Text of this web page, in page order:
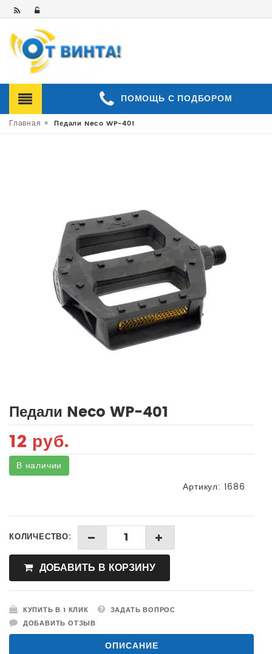
ПОМОЩЬ С ПОДБОРОМ
Главная » Педали Neco WP-401
Педали Neco WP-401
12 руб.
В наличии
Артикул: 1686
КОЛИЧЕСТВО:
ДОБАВИТЬ В КОРЗИНУ
КУПИТЬ В 1 КЛИК
ЗАДАТЬ ВОПРОС
ДОБАВИТЬ ОТЗЫВ
ОПИСАНИЕ